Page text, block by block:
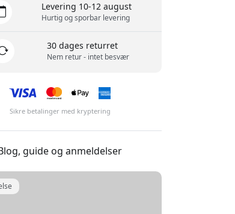
Levering 10-12 august
Hurtig og sporbar levering
30 dages returret
Nem retur - intet besvær
Sikre betalinger med kryptering
guide og anmeldelser